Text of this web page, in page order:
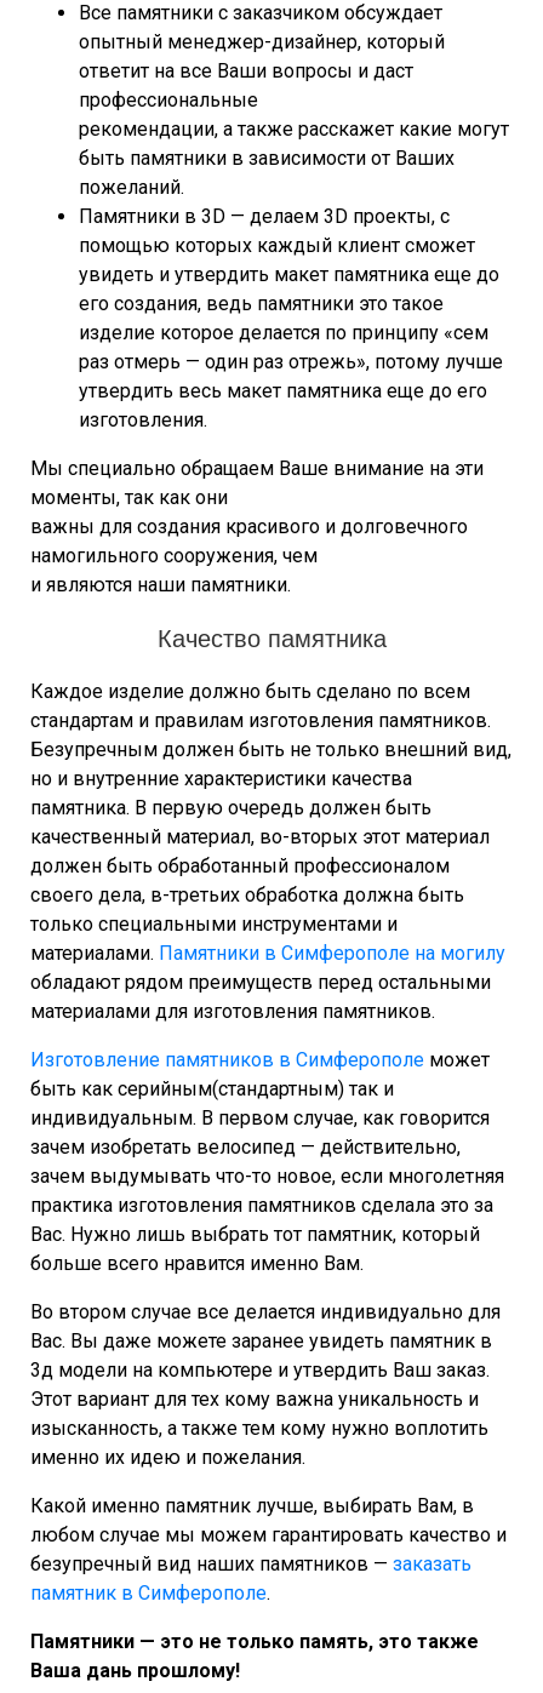
Все памятники с заказчиком обсуждает
опытный менеджер-дизайнер, который
ответит на все Ваши вопросы и даст
профессиональные
рекомендации, а также расскажет какие могут
быть памятники в зависимости от Ваших
пожеланий.
Памятники в 3D — делаем 3D проекты, с
помощью которых каждый клиент сможет
увидеть и утвердить макет памятника еще до
его создания, ведь памятники это такое
изделие которое делается по принципу «сем
раз отмерь — один раз отрежь», потому лучше
утвердить весь макет памятника еще до его
изготовления.
Мы специально обращаем Ваше внимание на эти
моменты, так как они
важны для создания красивого и долговечного
намогильного сооружения, чем
и являются наши памятники.
Качество памятника
Каждое изделие должно быть сделано по всем
стандартам и правилам изготовления памятников.
Безупречным должен быть не только внешний вид,
но и внутренние характеристики качества
памятника. В первую очередь должен быть
качественный материал, во-вторых этот материал
должен быть обработанный профессионалом
своего дела, в-третьих обработка должна быть
только специальными инструментами и
материалами. Памятники в Симферополе на могилу
обладают рядом преимуществ перед остальными
материалами для изготовления памятников.
Изготовление памятников в Симферополе может
быть как серийным(стандартным) так и
индивидуальным. В первом случае, как говорится
зачем изобретать велосипед — действительно,
зачем выдумывать что-то новое, если многолетняя
практика изготовления памятников сделала это за
Вас. Нужно лишь выбрать тот памятник, который
больше всего нравится именно Вам.
Во втором случае все делается индивидуально для
Вас. Вы даже можете заранее увидеть памятник в
3д модели на компьютере и утвердить Ваш заказ.
Этот вариант для тех кому важна уникальность и
изысканность, а также тем кому нужно воплотить
именно их идею и пожелания.
Какой именно памятник лучше, выбирать Вам, в
любом случае мы можем гарантировать качество и
безупречный вид наших памятников — заказать
памятник в Симферополе.
Памятники — это не только память, это также
Ваша дань прошлому!